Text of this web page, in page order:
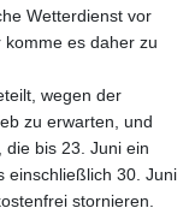
Wetterdienst vor
es daher zu
wegen der
zu erwarten, und
bis 23. Juni ein
einschließlich 30. Juni
stornieren.